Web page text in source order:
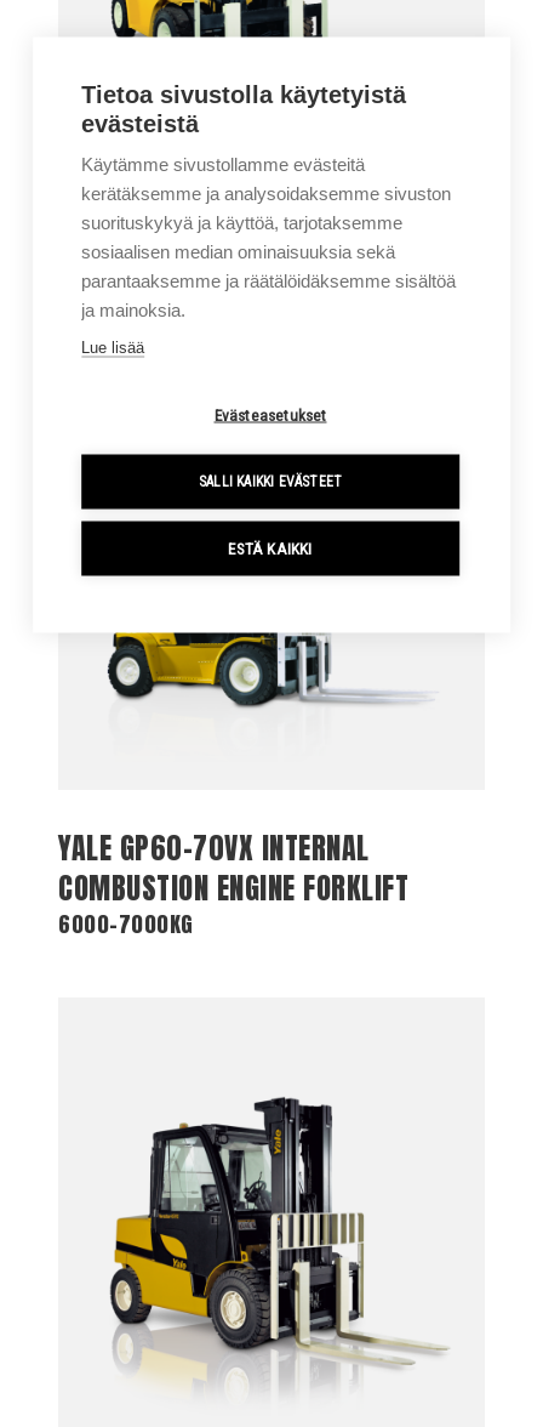
YALE GP80-90VX INTERNAL
COMBUSTION ENGINE FORKLIFT
8000-9000KG
YALE GP60-70VX INTERNAL
COMBUSTION ENGINE FORKLIFT
6000-7000KG
Tietoa sivustolla käytetyistä
evästeistä
Käytämme sivustollamme evästeitä
kerätäksemme ja analysoidaksemme sivuston
suorituskykyä ja käyttöä, tarjotaksemme
sosiaalisen median ominaisuuksia sekä
parantaaksemme ja räätälöidäksemme sisältöä
ja mainoksia.
Lue lisää
Evästeasetukset
SALLI KAIKKI EVÄSTEET
ESTÄ KAIKKI